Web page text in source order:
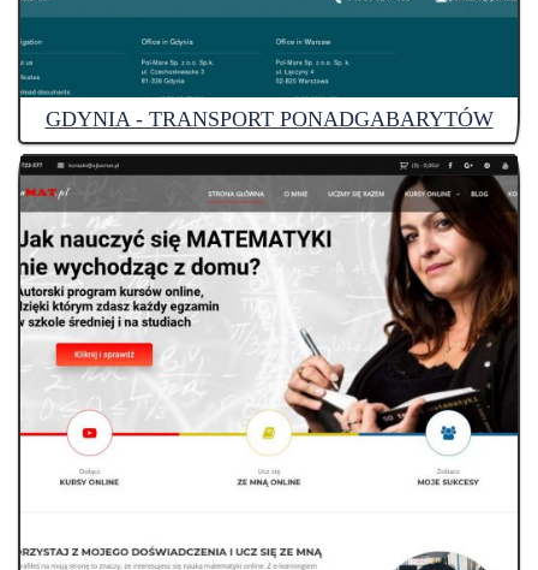
GDYNIA - TRANSPORT PONADGABARYTÓW